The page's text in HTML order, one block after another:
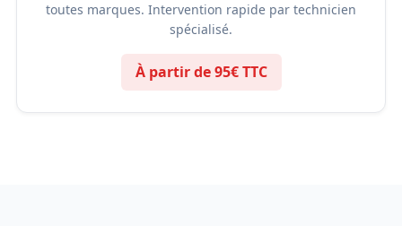
toutes marques. Intervention rapide par technicien
spécialisé.
À partir de 95€ TTC